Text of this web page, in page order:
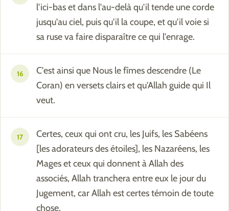
l'ici-bas et dans l'au-delà qu'il tende une corde
jusqu'au ciel, puis qu'il la coupe, et qu'il voie si
sa ruse va faire disparaître ce qui l'enrage.
16
C'est ainsi que Nous le fîmes descendre (Le
Coran) en versets clairs et qu'Allah guide qui Il
veut.
17
Certes, ceux qui ont cru, les Juifs, les Sabéens
[les adorateurs des étoiles], les Nazaréens, les
Mages et ceux qui donnent à Allah des
associés, Allah tranchera entre eux le jour du
Jugement, car Allah est certes témoin de toute
chose.